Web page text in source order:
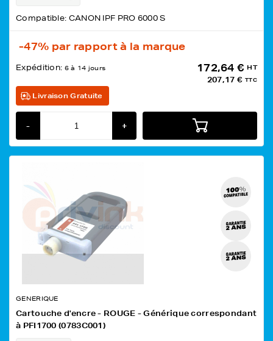
Compatible: CANON IPF PRO 6000 S
-47% par rapport à la marque
Expédition: 6 à 14 jours 172,64 € HT
207,17 € TTC
Livraison Gratuite
- +
GENERIQUE
Cartouche d'encre - ROUGE - Générique correspondant
à PFI1700 (0783C001)